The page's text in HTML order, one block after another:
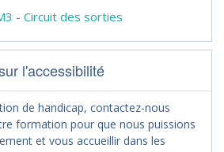
- Circuit des sorties
l'accessibilité
de handicap, contactez-nous
formation pour que nous puissions
et vous accueillir dans les